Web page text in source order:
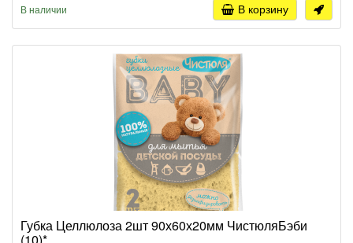
В наличии В корзину
Губка Целлюлоза 2шт 90х60х20мм ЧистюляБэби